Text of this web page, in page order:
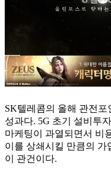
SK텔레콤의 올해 관전포
성과다. 5G 초기 설비투
마케팅이 과열되면서 비
이를 상쇄시킬 만큼의
이 관건이다.